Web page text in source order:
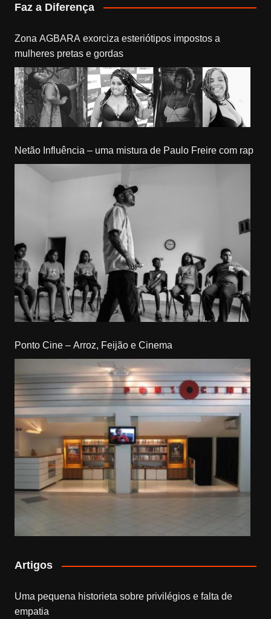
Faz a Diferença
Zona AGBARA exorciza esteriótipos impostos a
mulheres pretas e gordas
Netão Influência – uma mistura de Paulo Freire com rap
Ponto Cine – Arroz, Feijão e Cinema
Artigos
Uma pequena historieta sobre privilégios e falta de
empatia